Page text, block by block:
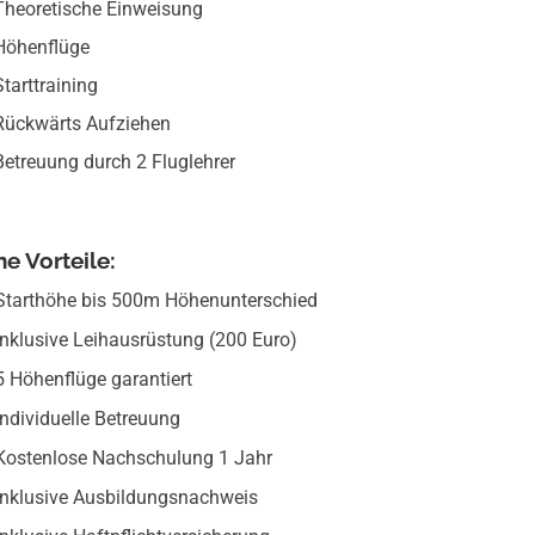
Einweisung
Aufziehen
durch 2 Fluglehrer
Vorteile:
bis 500m Höhenunterschied
Leihausrüstung (200 Euro)
Höhenflüge garantiert
Betreuung
Nachschulung 1 Jahr
Ausbildungsnachweis